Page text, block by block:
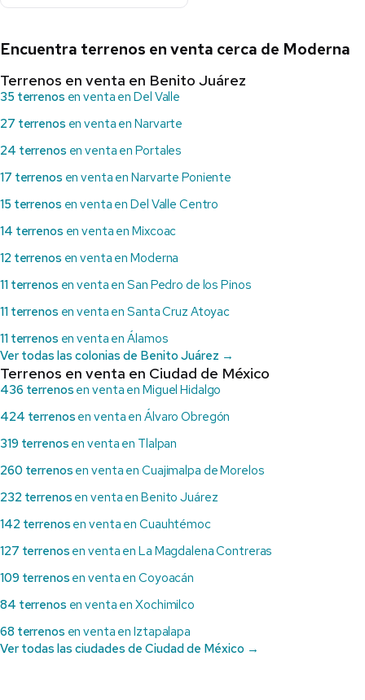
Encuentra terrenos en venta cerca de Moderna
Terrenos en venta en Benito Juárez
35 terrenos en venta en Del Valle
27 terrenos en venta en Narvarte
24 terrenos en venta en Portales
17 terrenos en venta en Narvarte Poniente
15 terrenos en venta en Del Valle Centro
14 terrenos en venta en Mixcoac
12 terrenos en venta en Moderna
11 terrenos en venta en San Pedro de los Pinos
11 terrenos en venta en Santa Cruz Atoyac
11 terrenos en venta en Álamos
Ver todas las colonias de Benito Juárez →
Terrenos en venta en Ciudad de México
436 terrenos en venta en Miguel Hidalgo
424 terrenos en venta en Álvaro Obregón
319 terrenos en venta en Tlalpan
260 terrenos en venta en Cuajimalpa de Morelos
232 terrenos en venta en Benito Juárez
142 terrenos en venta en Cuauhtémoc
127 terrenos en venta en La Magdalena Contreras
109 terrenos en venta en Coyoacán
84 terrenos en venta en Xochimilco
68 terrenos en venta en Iztapalapa
Ver todas las ciudades de Ciudad de México →